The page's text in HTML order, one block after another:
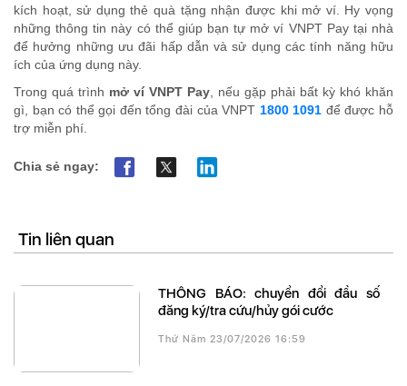
kích hoạt, sử dụng thẻ quà tặng nhận được khi mở ví. Hy vọng
những thông tin này có thể giúp bạn tự mở ví VNPT Pay tại nhà
để hưởng những ưu đãi hấp dẫn và sử dụng các tính năng hữu
ích của ứng dụng này.
Trong quá trình mở ví VNPT Pay , nếu gặp phải bất kỳ khó khăn
gì, bạn có thể gọi đến tổng đài của VNPT 1800 1091 để được hỗ
trợ miễn phí.
Chia sẻ ngay:
Tin liên quan
THÔNG BÁO: chuyển đổi đầu số
đăng ký/tra cứu/hủy gói cước
Thứ Năm 23/07/2026 16:59